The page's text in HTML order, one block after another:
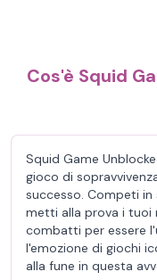
Cos'è Squid
Squid Game
gioco di
successo. Competi
metti alla prova i tuoi
combatti per essere
l'emozione di giochi
alla fune in questa